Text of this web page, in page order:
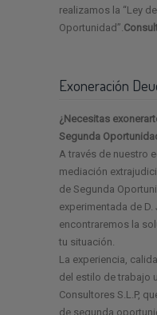
realizamos la “Ley
Oportunidad”.
Exoneración
¿Necesitas
Segunda
A través de nuestro
mediación
de Segunda
experimentada de
encontraremos la
tu situación.
La experiencia,
del estilo de trabajo
Consultores S.L.P,
de segunda